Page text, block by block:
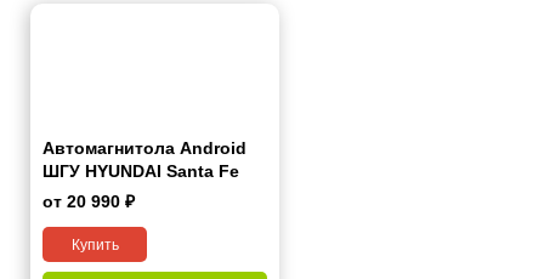
Автомагнитола Android
ШГУ HYUNDAI Santa Fe
(TM) 2018+ 10"
от 20 990 ₽
Купить